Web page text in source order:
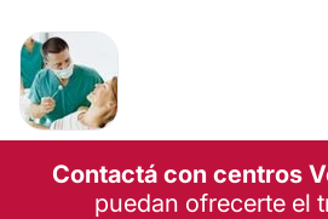
Contactá con centros
puedan ofrecerte el